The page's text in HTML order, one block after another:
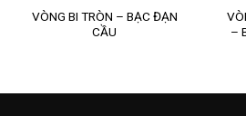
VÒNG BI TRÒN – BẠC ĐẠN
CẦU
–